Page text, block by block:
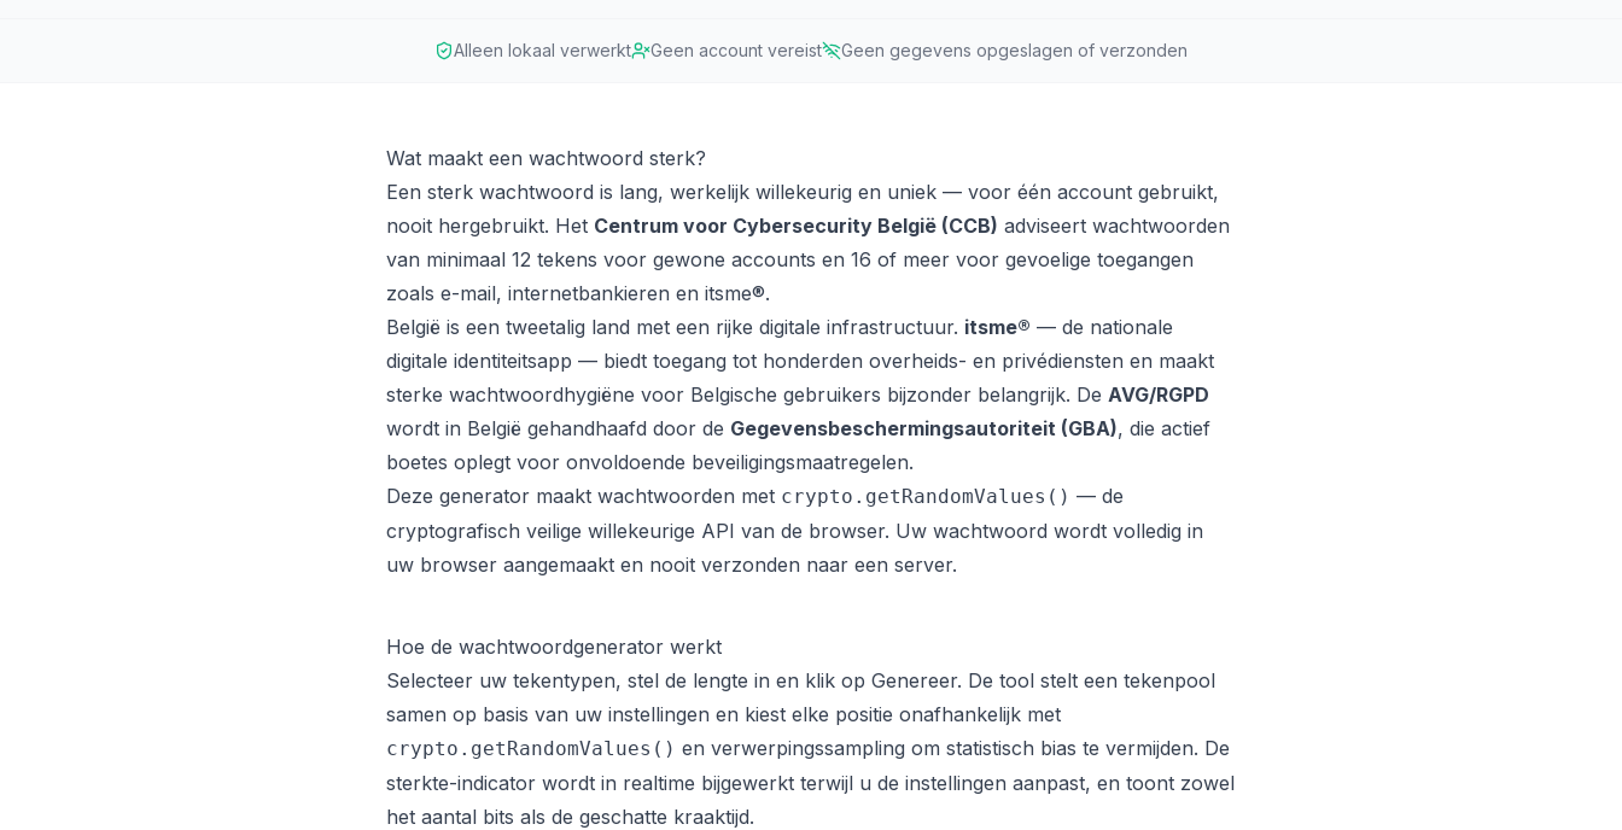
Alleen lokaal verwerkt Geen account vereist Geen gegevens opgeslagen of verzonden
Wat maakt een wachtwoord sterk?
Een sterk wachtwoord is lang, werkelijk willekeurig en uniek — voor één account gebruikt,
nooit hergebruikt. Het Centrum voor Cybersecurity België (CCB) adviseert wachtwoorden
van minimaal 12 tekens voor gewone accounts en 16 of meer voor gevoelige toegangen
zoals e-mail, internetbankieren en itsme®.
België is een tweetalig land met een rijke digitale infrastructuur. itsme® — de nationale
digitale identiteitsapp — biedt toegang tot honderden overheids- en privédiensten en maakt
sterke wachtwoordhygiëne voor Belgische gebruikers bijzonder belangrijk. De AVG/RGPD
wordt in België gehandhaafd door de Gegevensbeschermingsautoriteit (GBA), die actief
boetes oplegt voor onvoldoende beveiligingsmaatregelen.
Deze generator maakt wachtwoorden met crypto.getRandomValues() — de
cryptografisch veilige willekeurige API van de browser. Uw wachtwoord wordt volledig in
uw browser aangemaakt en nooit verzonden naar een server.
Hoe de wachtwoordgenerator werkt
Selecteer uw tekentypen, stel de lengte in en klik op Genereer. De tool stelt een tekenpool
samen op basis van uw instellingen en kiest elke positie onafhankelijk met
crypto.getRandomValues() en verwerpingssampling om statistisch bias te vermijden. De
sterkte-indicator wordt in realtime bijgewerkt terwijl u de instellingen aanpast, en toont zowel
het aantal bits als de geschatte kraaktijd.